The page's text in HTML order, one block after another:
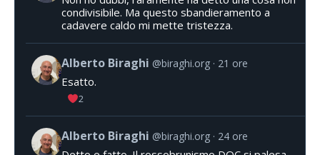
condivisibile. Ma questo sbandieramento a
cadavere caldo mi mette tristezza.
Alberto Biraghi @biraghi.org 21 ore
Esatto.
2
Alberto Biraghi @biraghi.org 24 ore